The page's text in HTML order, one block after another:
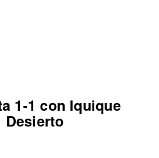
1-1 con Iquique
Desierto